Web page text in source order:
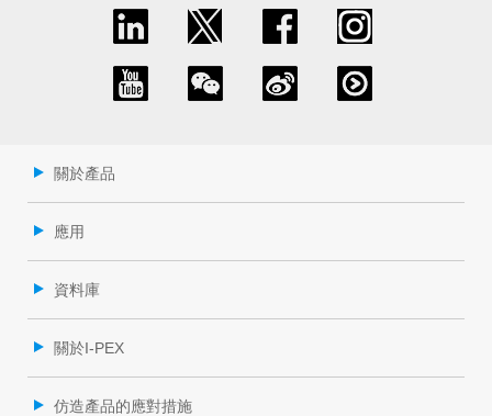
關於產品
應用
資料庫
關於I-PEX
仿造產品的應對措施